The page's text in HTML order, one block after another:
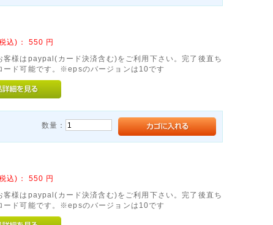
込)： 550 円
客様はpaypal(カード決済含む)をご利用下さい。完了後直ち
ード可能です。※epsのバージョンは10です
数量：
込)： 550 円
客様はpaypal(カード決済含む)をご利用下さい。完了後直ち
ード可能です。※epsのバージョンは10です